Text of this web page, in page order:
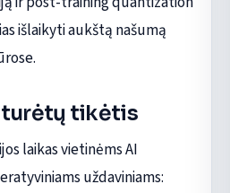
išlaikyti aukštą našumą
tikėtis
laikas vietinėms AI
uždaviniams: